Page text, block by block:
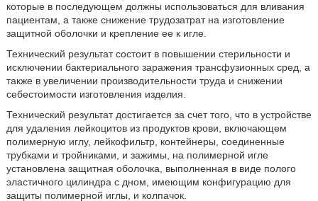
которые в последующем должны использоваться для вливания
пациентам, а также снижение трудозатрат на изготовление
защитной оболочки и крепление ее к игле.
Технический результат состоит в повышении стерильности и
исключении бактериального заражения трансфузионных сред, а
также в увеличении производительности труда и снижении
себестоимости изготовления изделия.
Технический результат достигается за счет того, что в устройстве
для удаления лейкоцитов из продуктов крови, включающем
полимерную иглу, лейкофильтр, контейнеры, соединенные
трубками и тройниками, и зажимы, на полимерной игле
установлена защитная оболочка, выполненная в виде полого
эластичного цилиндра с дном, имеющим конфигурацию для
защиты полимерной иглы, и колпачок.